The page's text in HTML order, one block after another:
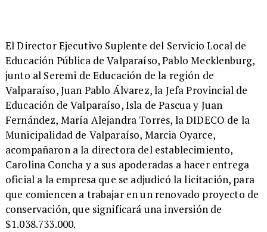
​El Director Ejecutivo Suplente del Servicio Local de
Educación Pública de Valparaíso, Pablo Mecklenburg,
junto al Seremi de Educación de la región de
Valparaíso, Juan Pablo Álvarez, la Jefa Provincial de
Educación de Valparaíso, Isla de Pascua y Juan
Fernández, María Alejandra Torres, la DIDECO de la
Municipalidad de Valparaíso, Marcia Oyarce,
acompañaron a la directora del establecimiento,
Carolina Concha y a sus apoderadas a hacer entrega
oficial a la empresa que se adjudicó la licitación, para
que comiencen a trabajar en un renovado proyecto de
conservación, que significará una inversión de
$1.038.733.000.